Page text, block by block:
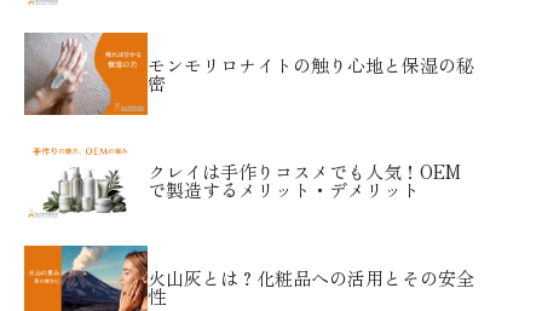
モンモリロナイトの触り心地と保湿の秘
密
クレイは手作りコスメでも人気！OEM
で製造するメリット・デメリット
火山灰とは？化粧品への活用とその安全
性